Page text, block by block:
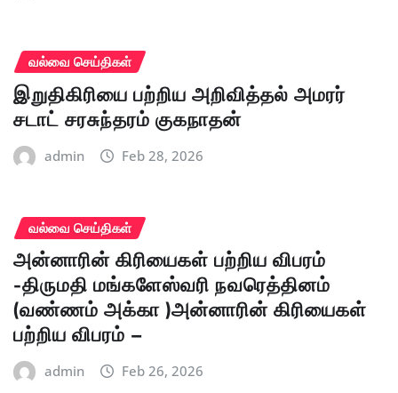
வல்வை செய்திகள்
இறுதிகிரியை பற்றிய அறிவித்தல் அமரர்
சடாட் சரசுந்தரம் குகநாதன்
admin Feb 28, 2026
வல்வை செய்திகள்
அன்னாரின் கிரியைகள் பற்றிய விபரம்
-திருமதி மங்களேஸ்வரி நவரெத்தினம்
(வண்ணம் அக்கா )அன்னாரின் கிரியைகள்
பற்றிய விபரம் –
admin Feb 26, 2026